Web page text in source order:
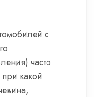
с
часто
какой